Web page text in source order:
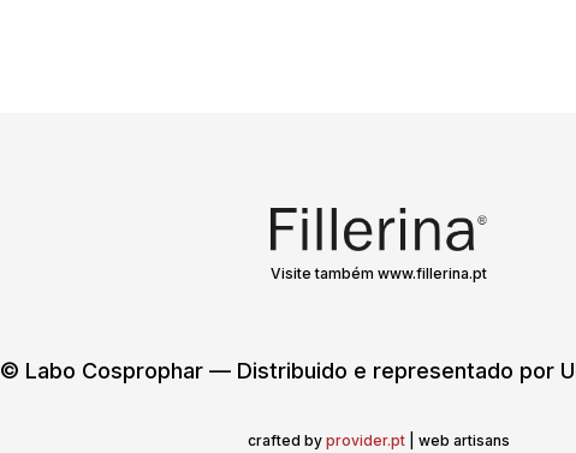
Visite também www.fillerina.pt
© Labo Cosprophar — Distribuido e representado por
crafted by provider.pt | web artisans